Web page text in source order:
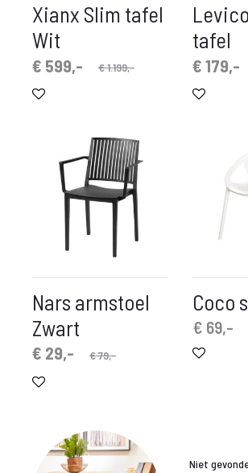
Xianx Slim tafel
Wit
€1.199,-
€ 599,-
prijs
tafel
Oorspronkelijke
€179,-
Huidige
prijs
Nars armstoel
Zwart
€79,-
€ 29,-
prijs
Coco
€ 69,-
Niet